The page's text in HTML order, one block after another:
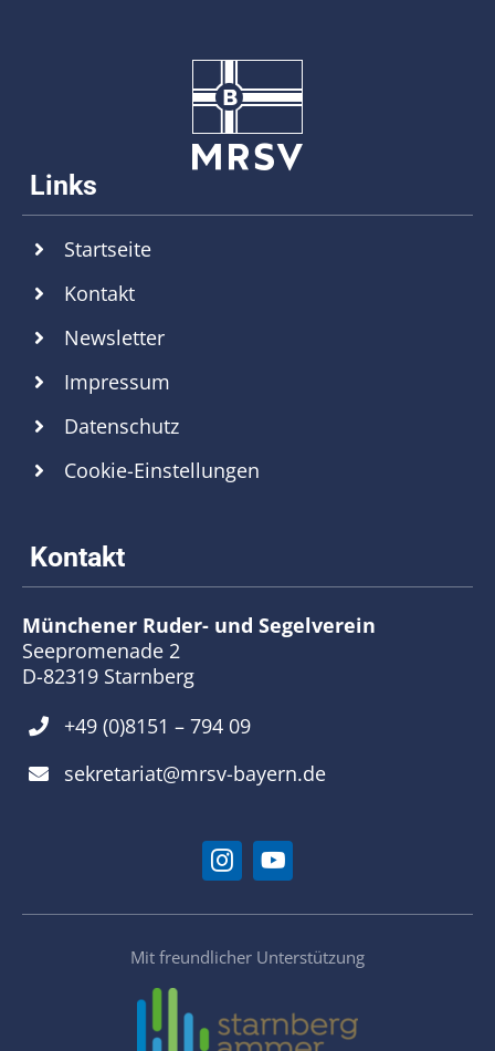
Münchener Ruder- und Segelverein
Seepromenade 2
D-82319 Starnberg
+49 (0)8151 – 794 09
sekretariat@mrsv-bayern.de
Startseite
Kontakt
Newsletter
Impressum
Datenschutz
Cookie-Einstellungen
Mit freundlicher Unterstützung